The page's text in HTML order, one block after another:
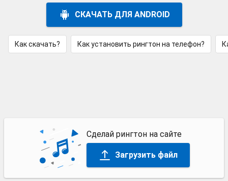
СКАЧАТЬ ДЛЯ ANDROID
Как скачать? Как установить рингтон на телефон?
Сделай рингтон на сайте
Загрузить файл